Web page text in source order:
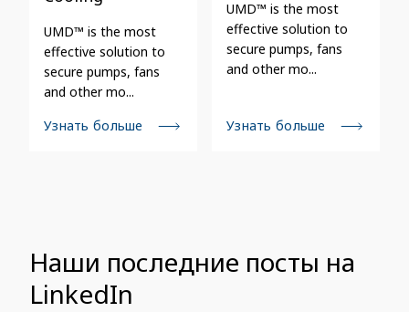
UMD™ is the most
effective solution to
secure pumps, fans
and other mo...
Узнать больше
UMD™ is the most
effective solution to
secure pumps, fans
and other mo...
Узнать больше
Наши последние посты на
LinkedIn